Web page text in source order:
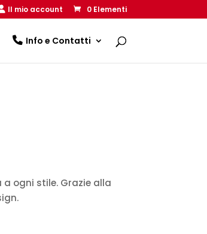
Il mio account 0 Elementi
Info e Contatti
ogni stile. Grazie alla